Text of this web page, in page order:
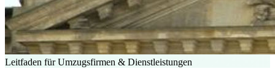
Leitfaden für Umzugsfirmen & Dienstleistungen